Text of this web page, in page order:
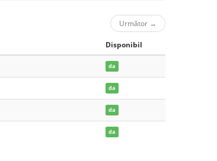
Următor →
Disponibil
da
da
da
da